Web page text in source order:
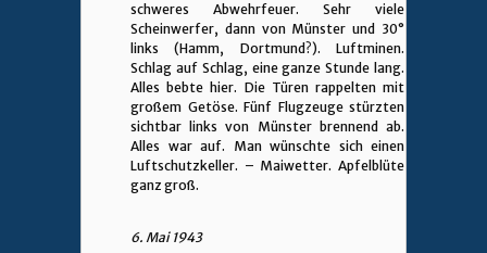
schweres Abwehrfeuer. Sehr viele
Scheinwerfer, dann von Münster und 30°
links (Hamm, Dortmund?). Luftminen.
Schlag auf Schlag, eine ganze Stunde lang.
Alles bebte hier. Die Türen rappelten mit
großem Getöse. Fünf Flugzeuge stürzten
sichtbar links von Münster brennend ab.
Alles war auf. Man wünschte sich einen
Luftschutzkeller. – Maiwetter. Apfelblüte
ganz groß.
6. Mai 1943